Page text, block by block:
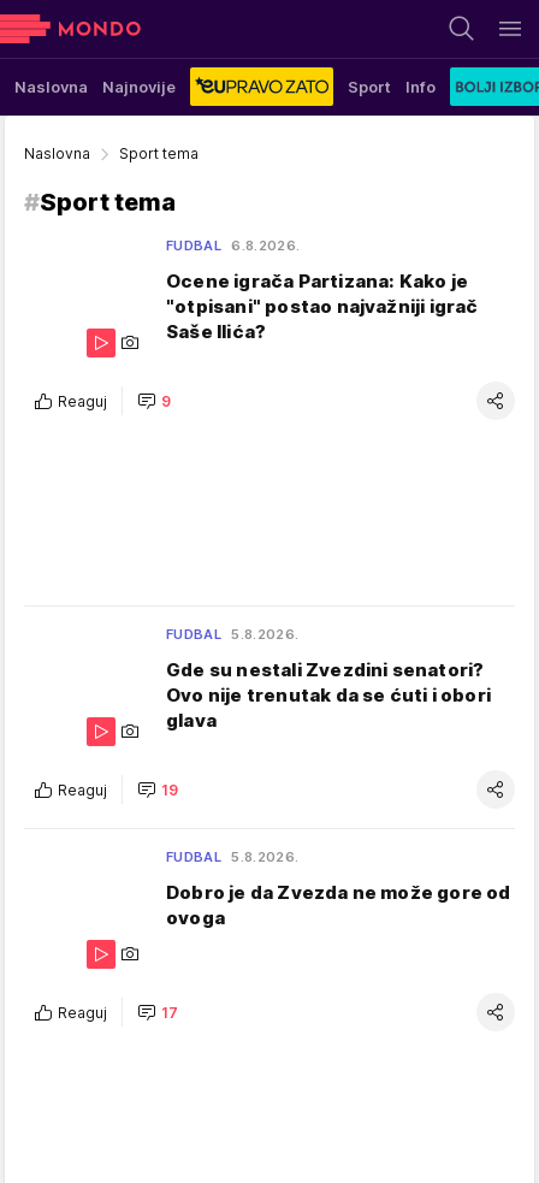
Naslovna Najnovije Sport Info
Naslovna Sport tema
#Sport tema
FUDBAL 6.8.2026.
Ocene igrača Partizana: Kako je
"otpisani" postao najvažniji igrač
Saše Ilića?
Reaguj 9
FUDBAL 5.8.2026.
Gde su nestali Zvezdini senatori?
Ovo nije trenutak da se ćuti i obori
glava
Reaguj 19
FUDBAL 5.8.2026.
Dobro je da Zvezda ne može gore od
ovoga
Reaguj 17